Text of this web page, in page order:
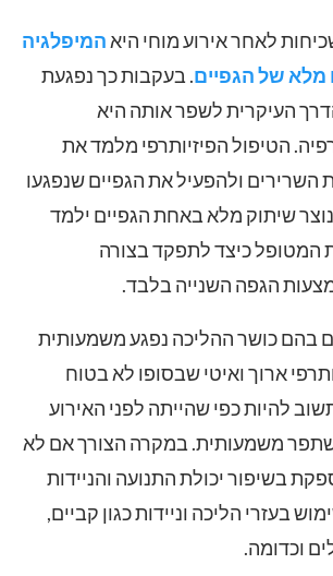
לאחר אירוע מוחי היאהמיפלגיה
מלא של הגפיים. בעקבות כך נפגעת
העיקרית לשפר אותה היא
הטיפול הפיזיותרפי מלמד את
ולהפעיל את הגפיים שנפגעו
שיתוק מלא באחת הגפיים ילמד
המטופל כיצד לתפקד בצורה
הגפה השנייה בלבד.
בהם כושר ההליכה נפגע משמעותית
ארוך ואיטי שבסופו לא בטוח
להיות כפי שהייתה לפני האירוע
משמעותית. במקרה הצורך אם לא
בשיפור יכולת התנועה והניידות
בעזרי הליכה וניידות כגון קביים,
וכדומה.